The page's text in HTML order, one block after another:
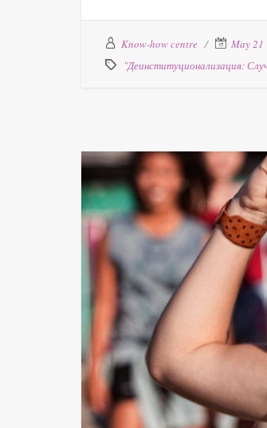
Know-how centre
May 21
"Деинституционализация: